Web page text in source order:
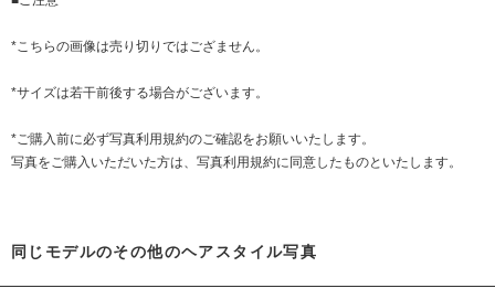
*こちらの画像は売り切りではござません。
*サイズは若干前後する場合がございます。
*ご購入前に必ず写真利用規約のご確認をお願いいたします。
写真をご購入いただいた方は、写真利用規約に同意したものといたします。
同じモデルのその他のヘアスタイル写真